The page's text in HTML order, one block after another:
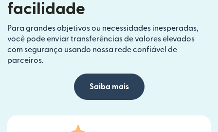
facilidade
Para grandes objetivos ou necessidades inesperadas,
você pode enviar transferências de valores elevados
com segurança usando nossa rede confiável de
parceiros.
Saiba mais